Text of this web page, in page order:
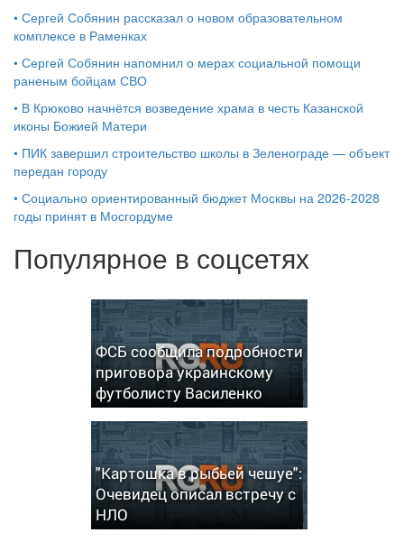
• Сергей Собянин рассказал о новом образовательном
комплексе в Раменках
• Сергей Собянин напомнил о мерах социальной помощи
раненым бойцам СВО
• В Крюково начнётся возведение храма в честь Казанской
иконы Божией Матери
• ПИК завершил строительство школы в Зеленограде — объект
передан городу
• Социально ориентированный бюджет Москвы на 2026-2028
годы принят в Мосгордуме
Популярное в соцсетях
ФСБ сообщила подробности
приговора украинскому
футболисту Василенко
"Картошка в рыбьей чешуе":
Очевидец описал встречу с
НЛО